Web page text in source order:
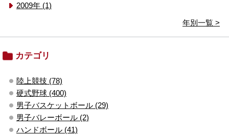
2009年 (1)
年別一覧 >
カテゴリ
陸上競技 (78)
硬式野球 (400)
男子バスケットボール (29)
男子バレーボール (2)
ハンドボール (41)